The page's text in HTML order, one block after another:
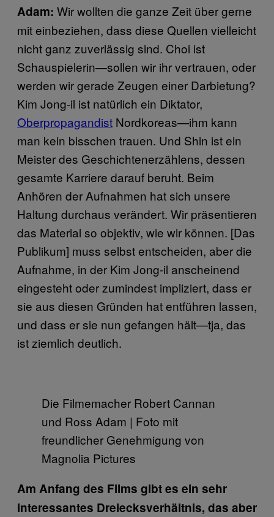
Adam: Wir wollten die ganze Zeit über gerne
mit einbeziehen, dass diese Quellen vielleicht
nicht ganz zuverlässig sind. Choi ist
Schauspielerin—sollen wir ihr vertrauen, oder
werden wir gerade Zeugen einer Darbietung?
Kim Jong-il ist natürlich ein Diktator,
Oberpropagandist Nordkoreas—ihm kann
man kein bisschen trauen. Und Shin ist ein
Meister des Geschichtenerzählens, dessen
gesamte Karriere darauf beruht. Beim
Anhören der Aufnahmen hat sich unsere
Haltung durchaus verändert. Wir präsentieren
das Material so objektiv, wie wir können. [Das
Publikum] muss selbst entscheiden, aber die
Aufnahme, in der Kim Jong-il anscheinend
eingesteht oder zumindest impliziert, dass er
sie aus diesen Gründen hat entführen lassen,
und dass er sie nun gefangen hält—tja, das
ist ziemlich deutlich.
Die Filmemacher Robert Cannan
und Ross Adam | Foto mit
freundlicher Genehmigung von
Magnolia Pictures
Am Anfang des Films gibt es ein sehr
interessantes Dreiecksverhältnis, das aber